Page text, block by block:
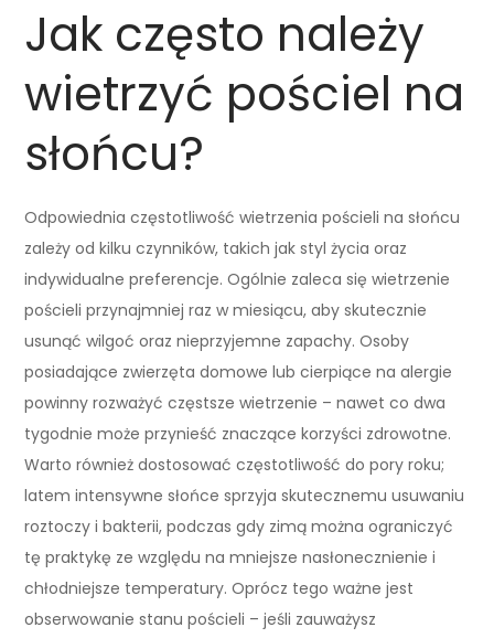
Jak często należy
wietrzyć pościel na
słońcu?
Odpowiednia częstotliwość wietrzenia pościeli na słońcu
zależy od kilku czynników, takich jak styl życia oraz
indywidualne preferencje. Ogólnie zaleca się wietrzenie
pościeli przynajmniej raz w miesiącu, aby skutecznie
usunąć wilgoć oraz nieprzyjemne zapachy. Osoby
posiadające zwierzęta domowe lub cierpiące na alergie
powinny rozważyć częstsze wietrzenie – nawet co dwa
tygodnie może przynieść znaczące korzyści zdrowotne.
Warto również dostosować częstotliwość do pory roku;
latem intensywne słońce sprzyja skutecznemu usuwaniu
roztoczy i bakterii, podczas gdy zimą można ograniczyć
tę praktykę ze względu na mniejsze nasłonecznienie i
chłodniejsze temperatury. Oprócz tego ważne jest
obserwowanie stanu pościeli – jeśli zauważysz